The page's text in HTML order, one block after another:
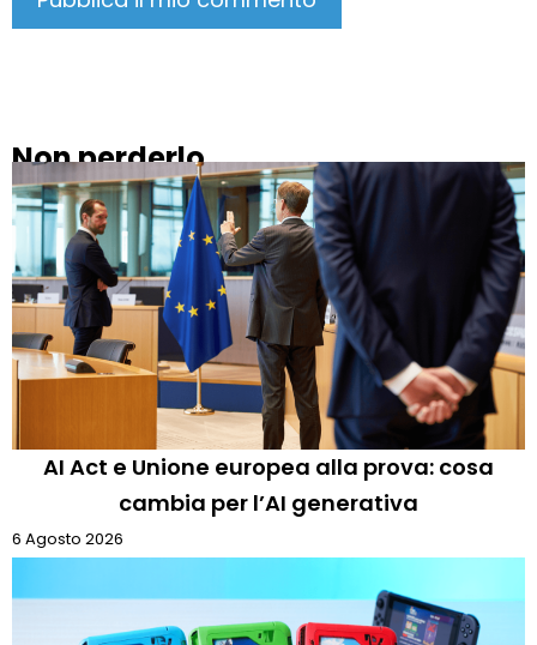
Non perderlo
AI Act e Unione europea alla prova: cosa
cambia per l’AI generativa
6 Agosto 2026